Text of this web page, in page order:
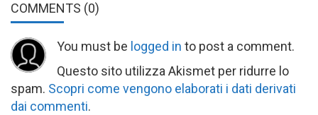
COMMENTS (0)
You must be logged in to post a comment.
Questo sito utilizza Akismet per ridurre lo
spam. Scopri come vengono elaborati i dati derivati
dai commenti.